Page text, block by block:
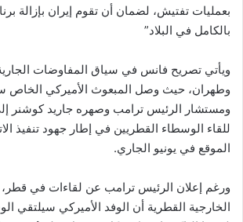
بعمليات تفتيش، لضمان أن تقوم إيران بإزالة
بالكامل في البلاد”
ويأتي تصريح فانس في سياق المفاوضات
وطهران، حيث وصل المبعوث الأميركي الخاص
ومستشار الرئيس ترامب وصهره جاريد كوشنر
للقاء الوسطاء القطريين في إطار جهود تنفيذ
الموقع في يونيو الجاري.
ورغم إعلان الرئيس ترامب عن لقاءات في
الخارجية القطرية أن الوفد الأميركي سيلتقي